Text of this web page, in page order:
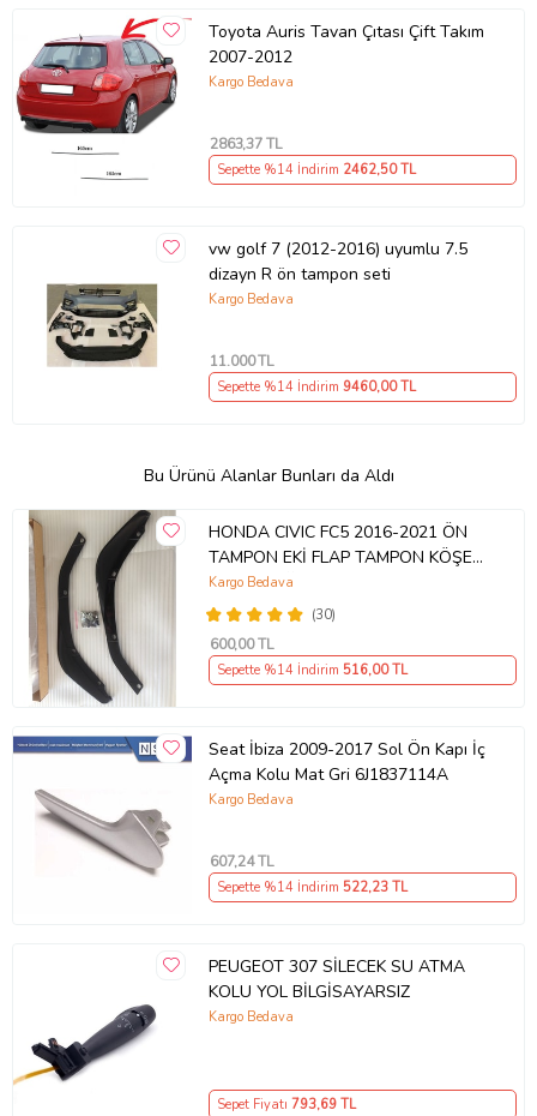
Toyota Auris Tavan Çıtası Çift Takım
2007-2012
Kargo Bedava
2863,37 TL
Sepette %14 İndirim 2462,50 TL
vw golf 7 (2012-2016) uyumlu 7.5
dizayn R ön tampon seti
Kargo Bedava
11.000TL
Sepette %14 İndirim 9460,00 TL
Bu Ürünü Alanlar Bunları da Aldı
HONDA CIVIC FC5 2016-2021 ÖN
TAMPON EKİ FLAP TAMPON KÖŞESİ
TAKIM SAĞ SOL KAMPANYA ŞOKK
FİYAT OEM
(30)
Kargo Bedava
600,00 TL
Sepette %14 İndirim 516,00 TL
Seat İbiza 2009-2017 Sol Ön Kapı İç
Açma Kolu Mat Gri 6J1837114A
Kargo Bedava
607,24 TL
Sepette %14 İndirim 522,23 TL
PEUGEOT 307 SİLECEK SU ATMA
KOLU YOL BİLGİSAYARSIZ
Kargo Bedava
Sepet Fiyatı 793,69 TL